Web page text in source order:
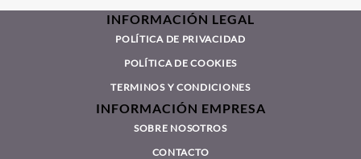
INFORMACIÓN LEGAL
POLÍTICA DE PRIVACIDAD
POLÍTICA DE COOKIES
TERMINOS Y CONDICIONES
INFORMACIÓN EMPRESA
SOBRE NOSOTROS
CONTACTO